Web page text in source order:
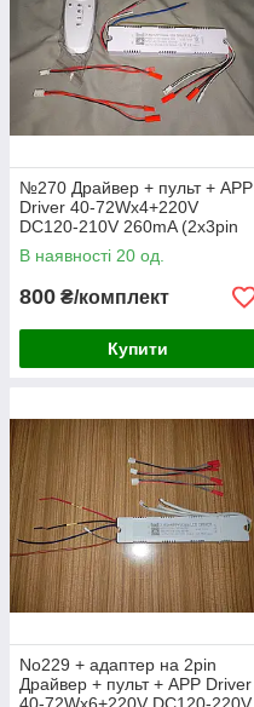
№270 Драйвер + пульт + APP
Driver 40-72Wx4+220V
DC120-210V 260mA (2x3pin
или 2x3pin)
В наявності 20 од.
800 ₴/комплект
Купити
No229 + адаптер на 2pin
Драйвер + пульт + APP Driver